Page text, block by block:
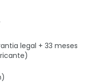
legal + 33 meses